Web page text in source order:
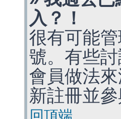
入？！
很有可能
號。有些
會員做法
新註冊並
回頂端